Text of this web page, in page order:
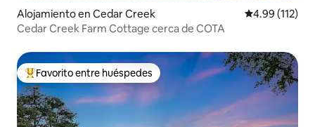
Alojamiento en Cedar Creek Calificación
4.99 (112)
Cedar Creek Farm Cottage cerca de COTA
Favorito entre huéspedes preferido
Favorito entre huéspedes